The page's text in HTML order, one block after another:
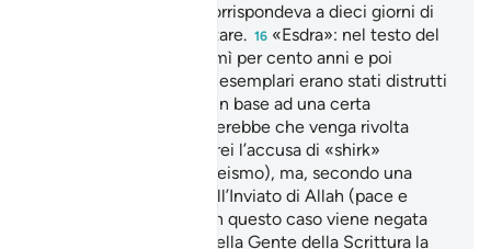
comunque esenti) e corrispondeva a dieci giorni di
mantenimento alimentare. 16 «Esdra»: nel testo del
Corano Uzayr, che dormì per cento anni e poi
ripristinò la Bibbia i cui esemplari erano stati distrutti
In base ad una certa
interpretazione, sembrerebbe che venga rivolta
anche a cristiani ed ebrei l’accusa di «shirk»
(associazionismo, politeismo), ma, secondo una
spiegazione risalente all’Inviato di Allah (pace e
benedizioni su di lui), in questo caso viene negata
alle autorità religiose della Gente della Scrittura la